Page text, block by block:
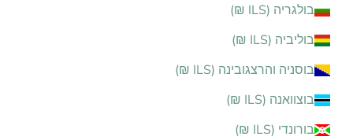
בולגריה (ILS ₪)
בוליביה (ILS ₪)
בוסניה והרצגובינה (ILS ₪)
בוצוואנה (ILS ₪)
בורונדי (ILS ₪)